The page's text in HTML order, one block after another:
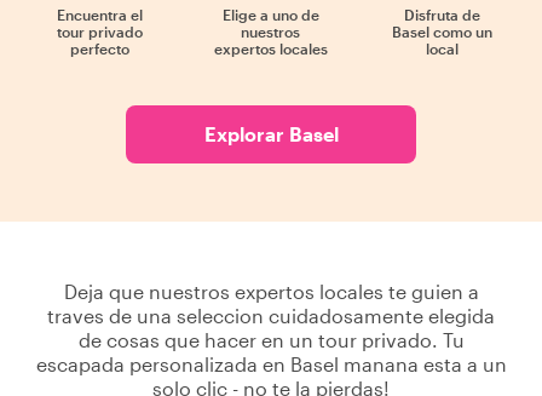
Encuentra el
tour privado
perfecto
Elige a uno de
nuestros
expertos locales
Disfruta de
Basel como un
local
Explorar Basel
Deja que nuestros expertos locales te guien a
traves de una seleccion cuidadosamente elegida
de cosas que hacer en un tour privado. Tu
escapada personalizada en Basel manana esta a un
solo clic - no te la pierdas!